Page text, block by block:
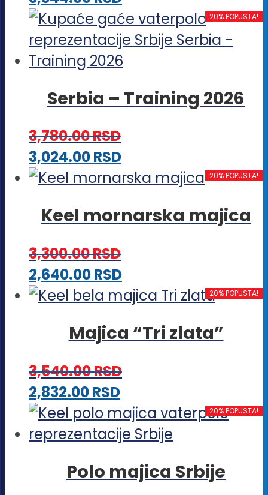
biti
izabrane
na
stranici
proizvoda.
proizvod
ima
više
Opcije
na
stranici
proizvoda.
20% POPUSTA!
Serbia – Training 2026
3,780.00RSD
3,024.00RSDOvaj
proizvod
više
mogu
biti
izabrane
na
stranici
20% POPUSTA!
Keel mornarska majica
3,300.00RSD
2,640.00RSDOvaj
proizvod
više
Opcije
biti
izabrane
na
stranici
20% POPUSTA!
Majica “Tri zlata”
3,540.00RSD
2,832.00RSDOvaj
proizvod
ima
varijanti.
20% POPUSTA!
Polo majica Srbije